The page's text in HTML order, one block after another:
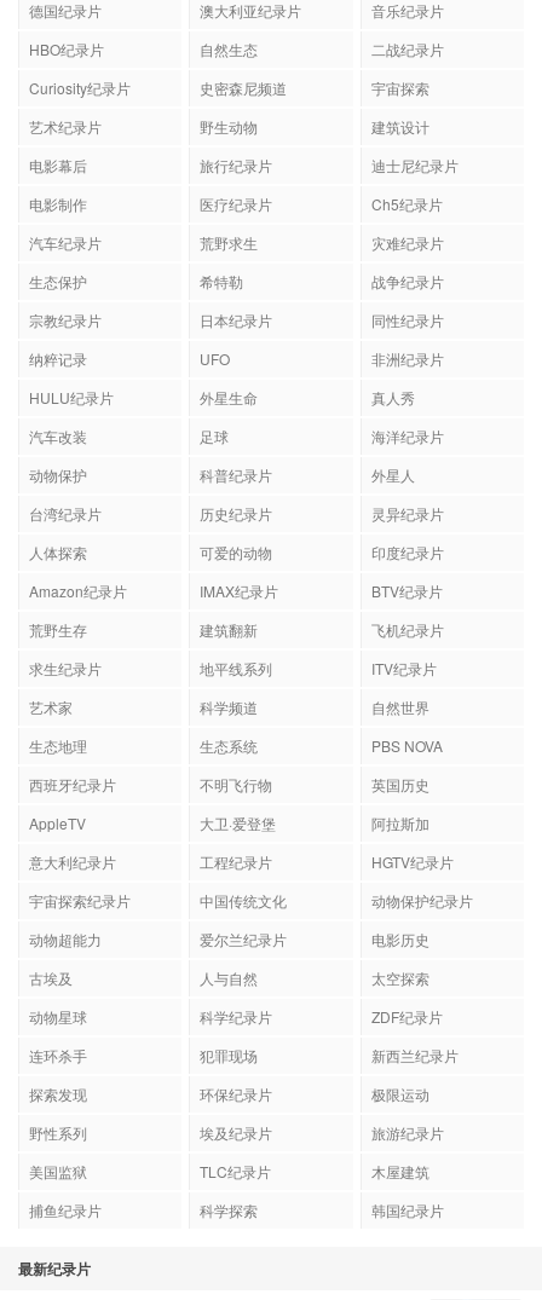
德国纪录片 澳大利亚纪录片
音乐纪录片
HBO纪录片
自然生态
二战纪录片
Curiosity纪录片
史密森尼频道
宇宙探索
艺术纪录片
野生动物
建筑设计
电影幕后
旅行纪录片
迪士尼纪录片
电影制作
医疗纪录片
Ch5纪录片
汽车纪录片
荒野求生
灾难纪录片
生态保护
希特勒
战争纪录片
宗教纪录片
日本纪录片
同性纪录片
纳粹记录
UFO
非洲纪录片
HULU纪录片
外星生命
真人秀
汽车改装
足球
海洋纪录片
动物保护
科普纪录片
外星人
台湾纪录片
历史纪录片
灵异纪录片
人体探索
可爱的动物
印度纪录片
Amazon纪录片
IMAX纪录片
BTV纪录片
荒野生存
建筑翻新
飞机纪录片
求生纪录片
地平线系列
ITV纪录片
艺术家
科学频道
自然世界
生态地理
生态系统
PBS NOVA
西班牙纪录片
不明飞行物
英国历史
AppleTV
大卫·爱登堡
阿拉斯加
意大利纪录片
工程纪录片
HGTV纪录片
宇宙探索纪录片
中国传统文化
动物保护纪录片
动物超能力
爱尔兰纪录片
电影历史
古埃及
人与自然
太空探索
动物星球
科学纪录片
ZDF纪录片
连环杀手
犯罪现场
新西兰纪录片
探索发现
环保纪录片
极限运动
野性系列
埃及纪录片
旅游纪录片
美国监狱
TLC纪录片
木屋建筑
捕鱼纪录片
科学探索 韩国纪录片
最新纪录片